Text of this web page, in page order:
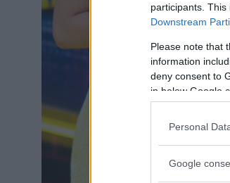
participants.
Downstream
Please note that
information
deny consent to
in below Google
Personal
Google